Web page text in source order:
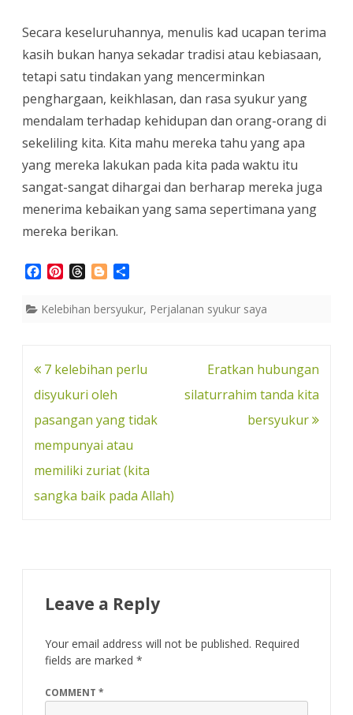
Secara keseluruhannya, menulis kad ucapan terima
kasih bukan hanya sekadar tradisi atau kebiasaan,
tetapi satu tindakan yang mencerminkan
penghargaan, keikhlasan, dan rasa syukur yang
mendalam terhadap kehidupan dan orang-orang di
sekeliling kita. Kita mahu mereka tahu yang apa
yang mereka lakukan pada kita pada waktu itu
sangat-sangat dihargai dan berharap mereka juga
menerima kebaikan yang sama sepertimana yang
mereka berikan.
c
e
o
n
t
e
t
r
e
s
o
g
r
a
r
Kelebihan bersyukur, Perjalanan syukur saya
Post
navigation
7 kelebihan perlu
disyukuri oleh
pasangan yang tidak
mempunyai atau
memiliki zuriat (kita
sangka baik pada Allah)
Eratkan hubungan
silaturrahim tanda kita
bersyukur
Leave a Reply
Your email address will not be published. Required
fields are marked *
COMMENT *